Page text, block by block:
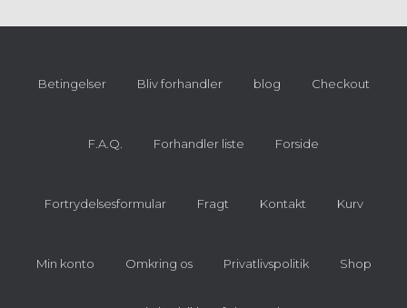
Betingelser Bliv forhandler blog Checkout
F.A.Q. Forhandler liste Forside
Fortrydelsesformular Fragt Kontakt Kurv
Min konto Omkring os Privatlivspolitik Shop